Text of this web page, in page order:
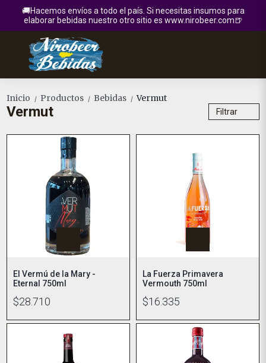
🚚Hacemos envíos a todo el país. Si necesitas insumos para
elaborar bebidas nuestro otro sitio es www.nirobeer.com🍺
Inicio / Productos / Bebidas / Vermut
Vermut Filtrar
El Vermú de la Mary -
Eternal 750ml
$28.710
La Fuerza Primavera
Vermouth 750ml
$16.335